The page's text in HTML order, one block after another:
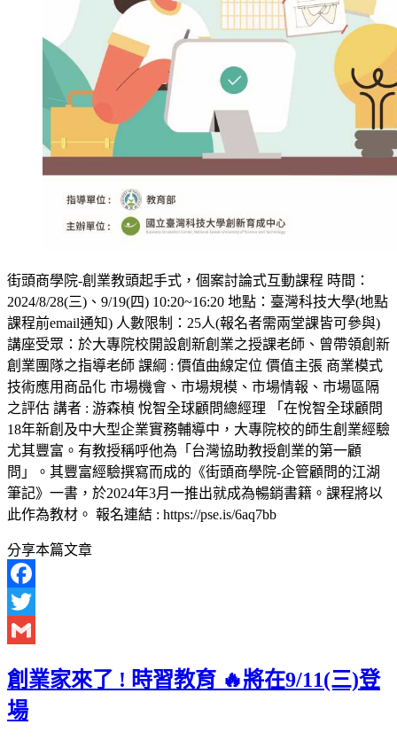
街頭商學院-創業教頭起手式，個案討論式互動課程 時間：
2024/8/28(三)、9/19(四) 10:20~16:20 地點：臺灣科技大學(地點
課程前email通知) 人數限制：25人(報名者需兩堂課皆可參與)
講座受眾：於大專院校開設創新創業之授課老師、曾帶領創新
創業團隊之指導老師 課綱 : 價值曲線定位 價值主張 商業模式
技術應用商品化 市場機會、市場規模、市場情報、市場區隔
之評估 講者 : 游森楨 悅智全球顧問總經理 「在悅智全球顧問
18年新創及中大型企業實務輔導中，大專院校的師生創業經驗
尤其豐富。有教授稱呼他為「台灣協助教授創業的第一顧
問」。其豐富經驗撰寫而成的《街頭商學院-企管顧問的江湖
筆記》一書，於2024年3月一推出就成為暢銷書籍。課程將以
此作為教材。 報名連結 : https://pse.is/6aq7bb
分享本篇文章
Facebook
Twitter
創業家來了 ! 時習教育 🔥將在9/11(三)登
場